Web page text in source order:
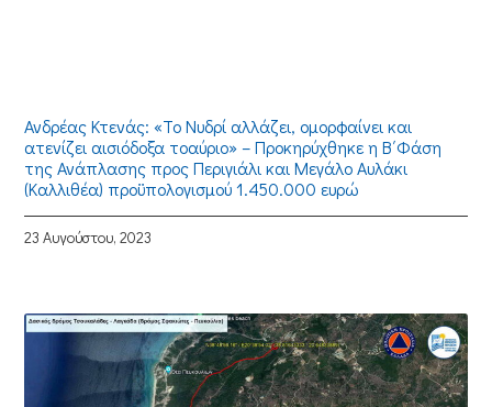
Ανδρέας Κτενάς: «Το Νυδρί αλλάζει, ομορφαίνει και
ατενίζει αισιόδοξα τοαύριο» – Προκηρύχθηκε η Β΄Φάση
της Ανάπλασης προς Περιγιάλι και Μεγάλο Αυλάκι
(Καλλιθέα) προϋπολογισμού 1.450.000 ευρώ
23 Αυγούστου, 2023